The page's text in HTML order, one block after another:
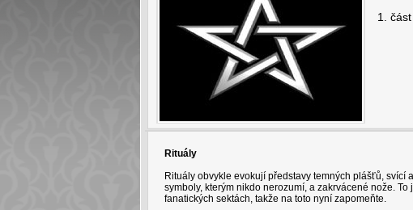
1.
Rituály
Rituály obvykle evokují představy temných plášťů,
symboly, kterým nikdo nerozumí, a zakrvácené nože.
fanatických sektách, takže na toto nyní zapomeňte.